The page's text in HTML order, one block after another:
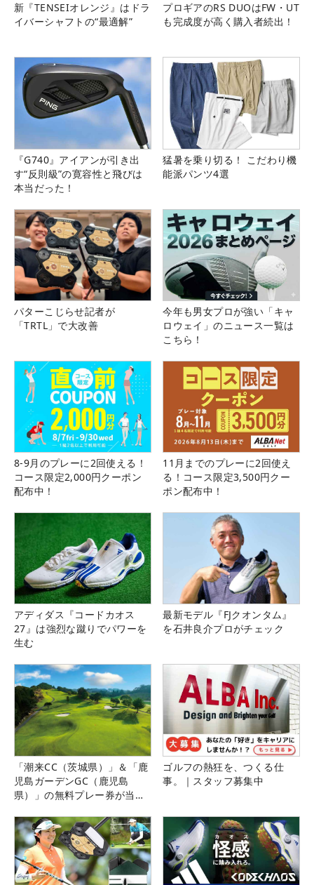
新『TENSEIオレンジ』はドラ
イバーシャフトの“最適解”
プロギアのRS DUOはFW・UT
も完成度が高く購入者続出！
『G740』アイアンが引き出
す“反則級”の寛容性と飛びは
本当だった！
猛暑を乗り切る！ こだわり機
能派パンツ4選
パターこじらせ記者が
「TRTL」で大改善
今年も男女プロが強い「キャ
ロウェイ」のニュース一覧は
こちら！
8-9月のプレーに2回使える！
コース限定2,000円クーポン
配布中！
11月までのプレーに2回使え
る！コース限定3,500円クー
ポン配布中！
アディダス『コードカオス
27』は強烈な蹴りでパワーを
生む
最新モデル『FJクオンタム』
を石井良介プロがチェック
「潮来CC（茨城県）」＆「鹿
児島ガーデンGC（鹿児島
県）」の無料プレー券が当た
ゴルフの熱狂を、つくる仕
事。｜スタッフ募集中